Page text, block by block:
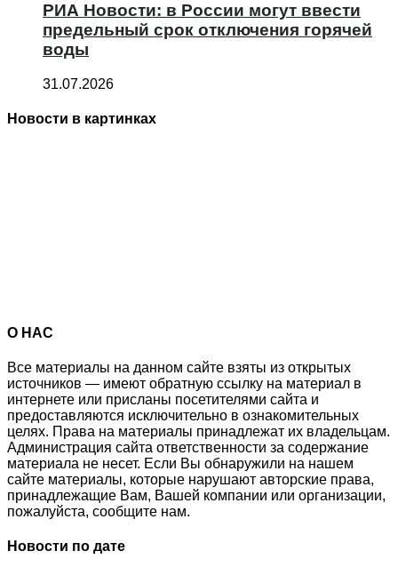
РИА Новости: в России могут ввести
предельный срок отключения горячей
воды
31.07.2026
Новости в картинках
О НАС
Все материалы на данном сайте взяты из открытых
источников — имеют обратную ссылку на материал в
интернете или присланы посетителями сайта и
предоставляются исключительно в ознакомительных
целях. Права на материалы принадлежат их владельцам.
Администрация сайта ответственности за содержание
материала не несет. Если Вы обнаружили на нашем
сайте материалы, которые нарушают авторские права,
принадлежащие Вам, Вашей компании или организации,
пожалуйста, сообщите нам.
Новости по дате